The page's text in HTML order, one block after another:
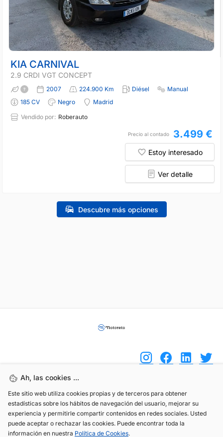
KIA CARNIVAL
2.9 CRDI VGT CONCEPT
2007 224.900 Km Diésel
Manual
185 CV
Negro
Madrid
Vendido por: Roberauto
Precio al contado 3.499 €
Estoy interesado
Ver detalle
Descubre más opciones
Ah, las cookies ...
Este sitio web utiliza cookies propias y de terceros para obtener
estadísticas sobre los hábitos de navegación del usuario, mejorar su
experiencia y permitirle compartir contenidos en redes sociales. Usted
puede aceptar o rechazar las cookies. Puede encontrar toda la
información en nuestra Política de Cookies.
(+34) 744 408 070
info@motoreto.com